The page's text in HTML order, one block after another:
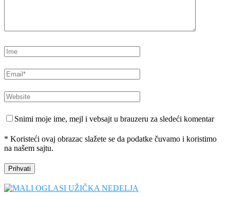
Snimi moje ime, mejl i vebsajt u brauzeru za sledeći komentar
* Koristeći ovaj obrazac slažete se da podatke čuvamo i koristimo
na našem sajtu.